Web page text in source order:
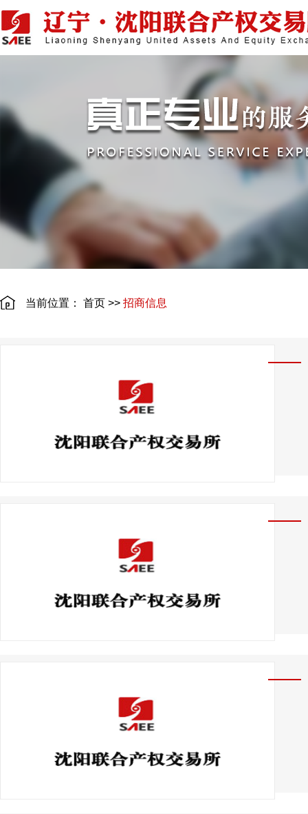
当前位置： 首页 >> 招商信息